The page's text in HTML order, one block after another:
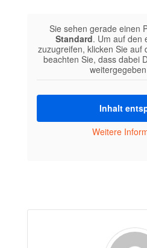
Sie sehen gerade einen
Standard. Um auf den
zuzugreifen, klicken Sie auf
beachten Sie, dass dabei
Inhalt
Weitere